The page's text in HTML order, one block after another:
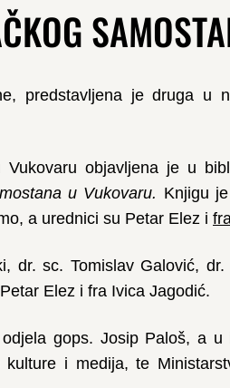
predstavljena je druga u
objavljena je u
u Vukovaru. Knjigu
a urednici su Petar Elez i
dr. sc. Tomislav Galović,
Elez i fra Ivica Jagodić.
gops. Josip Paloš, a u
i medija, te